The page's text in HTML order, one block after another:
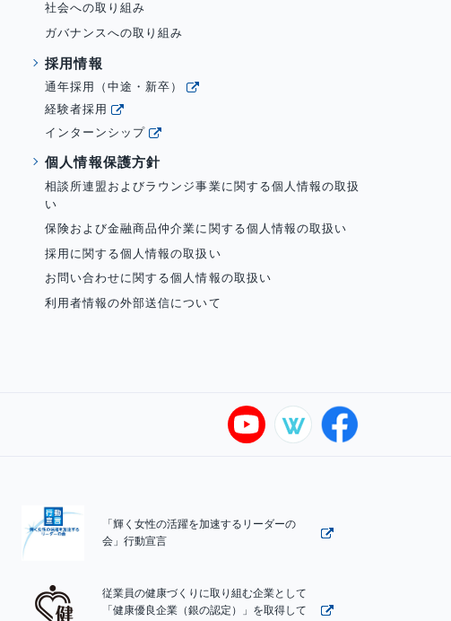
社会への取り組み
ガバナンスへの取り組み
採用情報
通年採用（中途・新卒）
経験者採用
インターンシップ
個人情報保護方針
相談所連盟およびラウンジ事業に関する個人情報の取扱
い
保険および金融商品仲介業に関する個人情報の取扱い
採用に関する個人情報の取扱い
お問い合わせに関する個人情報の取扱い
利用者情報の外部送信について
「輝く女性の活躍を加速するリーダーの
会」行動宣言
従業員の健康づくりに取り組む企業として
「健康優良企業（銀の認定）」を取得して